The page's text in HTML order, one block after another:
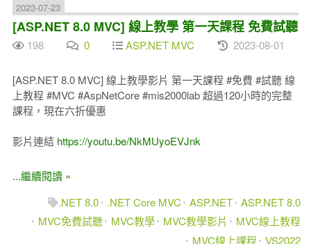
2023-07-23
[ASP.NET 8.0 MVC] 線上教學 第一天課程 免費試聽
198 0 ASP.NET MVC 2023-08-01
[ASP.NET 8.0 MVC] 線上教學影片 第一天課程 #免費 #試聽 線
上教程 #MVC #AspNetCore #mis2000lab 超過120小時的完整
課程，現在六折優惠
影片連結 https://youtu.be/NkMUyoEVJnk
...繼續閱讀 »
.NET 8.0
.NET Core MVC ASP.NET ASP.NET 8.0
MVC免費試聽
MVC教學 MVC教學影片
MVC線上教程
MVC線上課程
VS2022